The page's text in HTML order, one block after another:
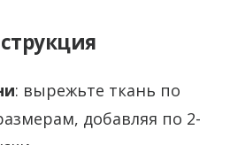
: вырежьте ткань по
добавляя по 2-